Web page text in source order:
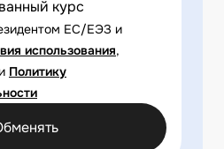
ЕС/ЕЭЗ и
использования,
и Политику
курс